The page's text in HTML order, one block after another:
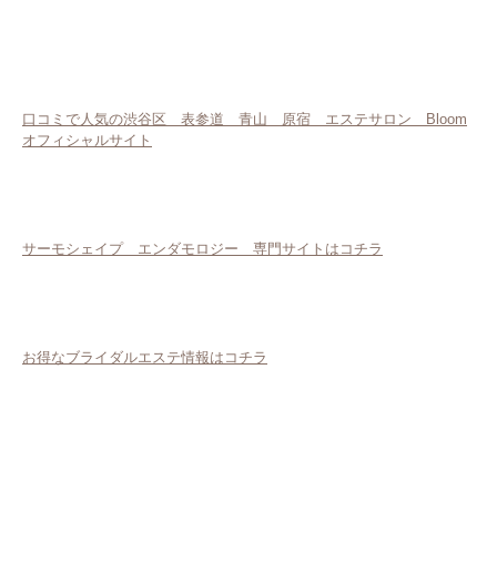
口コミで人気の渋谷区 表参道 青山 原宿 エステサロン Bloom
オフィシャルサイト
サーモシェイプ エンダモロジー 専門サイトはコチラ
お得なブライダルエステ情報はコチラ